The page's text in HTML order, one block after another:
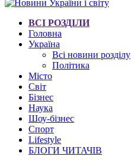
ВСІ РОЗДІЛИ
Головна
Україна
Всі новини розділу
Політика
Місто
Світ
Бізнес
Наука
Шоу-бізнес
Спорт
Lifestyle
БЛОГИ ЧИТАЧІВ